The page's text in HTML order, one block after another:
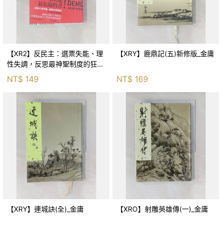
【XR2】反民主：選票失能、理
性失調，反思最神聖制度的狂亂
NT$ 149
【XRY】鹿鼎記(五)新修版_金庸
NT$ 169
【XRY】連城訣(全)_金庸 【XRO】射雕英雄傳(一)_金庸